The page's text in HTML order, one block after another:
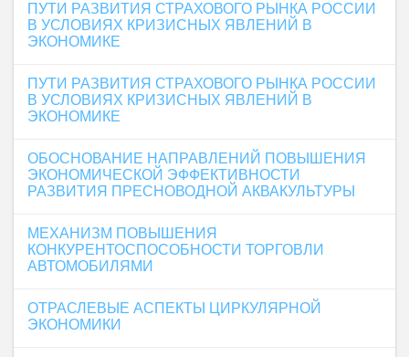
ПУТИ РАЗВИТИЯ СТРАХОВОГО РЫНКА РОССИИ
В УСЛОВИЯХ КРИЗИСНЫХ ЯВЛЕНИЙ В
ЭКОНОМИКЕ
ПУТИ РАЗВИТИЯ СТРАХОВОГО РЫНКА РОССИИ
В УСЛОВИЯХ КРИЗИСНЫХ ЯВЛЕНИЙ В
ЭКОНОМИКЕ
ОБОСНОВАНИЕ НАПРАВЛЕНИЙ ПОВЫШЕНИЯ
ЭКОНОМИЧЕСКОЙ ЭФФЕКТИВНОСТИ
РАЗВИТИЯ ПРЕСНОВОДНОЙ АКВАКУЛЬТУРЫ
МЕХАНИЗМ ПОВЫШЕНИЯ
КОНКУРЕНТОСПОСОБНОСТИ ТОРГОВЛИ
АВТОМОБИЛЯМИ
ОТРАСЛЕВЫЕ АСПЕКТЫ ЦИРКУЛЯРНОЙ
ЭКОНОМИКИ